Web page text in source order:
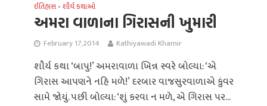
ઈતિહાસ • શૌર્ય કથાઓ
અમરા વાળાના ગિરાસની ખુમારી
February 17, 2014 Kathiyawadi Khamir
શૌર્ય કથા ‘બાપુ!’ અમરાવાળા ખિન્ન સ્વરે બોલ્યા: ‘એ
ગિરાસ આપણને નહિ મળે!’ દરબાર વાજસુરવાળાએ કુંવર
સામે જોયું. પછી બોલ્યા: ‘શું કરવા ન મળે, એ ગિરાસ પર...